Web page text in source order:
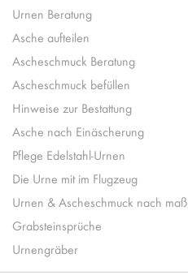
Urnen Beratung
Asche aufteilen
Ascheschmuck Beratung
Ascheschmuck befüllen
Hinweise zur Bestattung
Asche nach Einäscherung
Pflege Edelstahl-Urnen
Die Urne mit im Flugzeug
Urnen & Ascheschmuck nach maß
Grabsteinsprüche
Urnengräber